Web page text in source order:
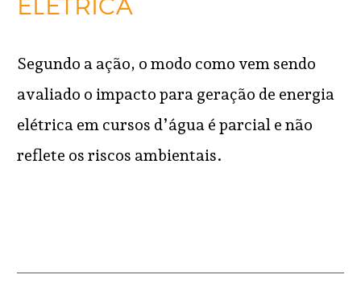
ELÉTRICA
Segundo a ação, o modo como vem sendo
avaliado o impacto para geração de energia
elétrica em cursos d’água é parcial e não
reflete os riscos ambientais.